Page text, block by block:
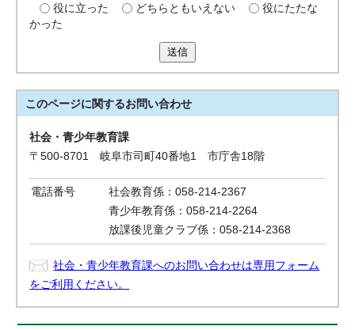
役に立った
どちらともいえない
役にたたな
かった
送信
このページに関するお問い合わせ
社会・青少年教育課
〒500-8701 岐阜市司町40番地1 市庁舎18階
電話番号
社会教育係：058-214-2367
青少年教育係：058-214-2264
放課後児童クラブ係：058-214-2368
社会・青少年教育課へのお問い合わせは専用フォーム
をご利用ください。